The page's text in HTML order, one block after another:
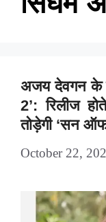
अजय देवगन के
2’: रिलीज
तोड़ेगी ‘सन
October 22,